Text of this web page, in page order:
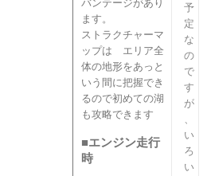
バンテージがあり
ます。
ストラクチャーマ
ップは エリア全
体の地形をあっと
いう間に把握でき
るので初めての湖
も攻略できます
■エンジン走行
時
予
定
な
の
で
す
が
、
い
ろ
い